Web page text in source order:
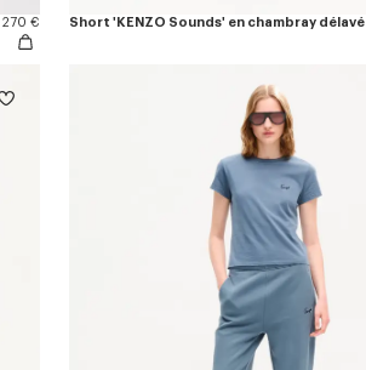
270 € Short 'KENZO Sounds' en chambray délavé